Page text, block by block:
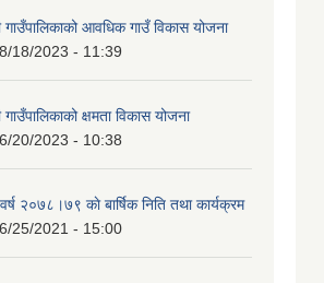
गाउँपालिकाको आवधिक गाउँ विकास योजना
18/2023 - 11:39
गाउँपालिकाको क्षमता विकास योजना
20/2023 - 10:38
२०७८।७९ काे बार्षिक निति तथा कार्यक्रम
25/2021 - 15:00